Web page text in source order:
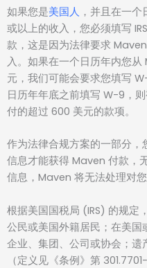
如果您是美国人 ，并且在一
或以上的收入，您必须填写
款，这是因为法律要求
入。如果在一个日历年内您
元，我们可能会要求您填写
日历年年底之前填写 W-9，
付的超过 600 美元的款项。
作为法律合规方案的一部分
信息才能获得 Maven 付款，
信息，Maven 将无法处理对您
根据美国国税局 (IRS) 的规定
公民或美国外籍居民；在美国
企业、集团、公司或协会；
（定义见《条例》第